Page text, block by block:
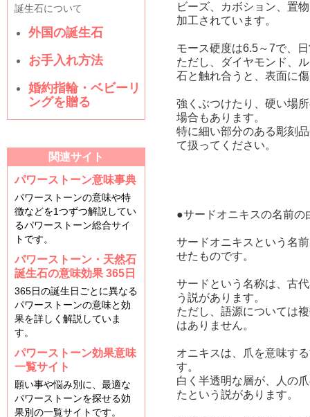
誕生石について
外国の誕生石
お手入れ方法
婚約指輪・ベビーリ
ングを贈る
関連サイト
パワーストーン意味事典
パワーストーンの意味や特
徴などを1つずつ解説してい
るパワーストーン総合サイ
トです。
パワーストーン・天然石
誕生石の意味効果 365日
365日の誕生日ごとに異なる
パワーストーンの意味と効
果を詳しく解説していま
す。
パワーストーン効果意味
一覧サイト
願い事や悩み別に、最適な
パワーストーンを探せる効
果別の一覧サイトです。
ビーズ、カボション、置
加工されています。
モース硬度は6.5～7で、
ただし、ダイヤモンド、
石と触れ合うと、表面に
強くぶつけたり、硬い場
場合もあります。
特に細い部分のある彫刻
て扱ってください。
●サードオニキスの名前の
サードオニキスという名
せたものです。
サードという名称は、古
う説があります。
ただし、語源については
はありません。
オニキスは、爪を意味す
す。
白く半透明な層が、人の
たという説があります。